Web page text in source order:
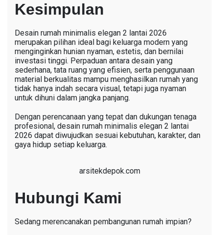
Kesimpulan
Desain rumah minimalis elegan 2 lantai 2026
merupakan pilihan ideal bagi keluarga modern yang
menginginkan hunian nyaman, estetis, dan bernilai
investasi tinggi. Perpaduan antara desain yang
sederhana, tata ruang yang efisien, serta penggunaan
material berkualitas mampu menghasilkan rumah yang
tidak hanya indah secara visual, tetapi juga nyaman
untuk dihuni dalam jangka panjang.
Dengan perencanaan yang tepat dan dukungan tenaga
profesional, desain rumah minimalis elegan 2 lantai
2026 dapat diwujudkan sesuai kebutuhan, karakter, dan
gaya hidup setiap keluarga.
arsitekdepok.com
Hubungi Kami
Sedang merencanakan pembangunan rumah impian?